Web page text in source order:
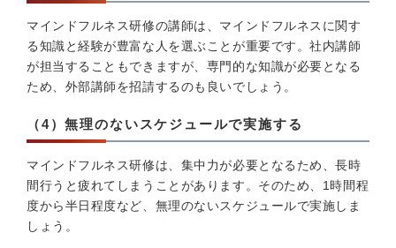
マインドフルネス研修の講師は、マインドフルネスに関す
る知識と経験が豊富な人を選ぶことが重要です。社内講師
が担当することもできますが、専門的な知識が必要となる
ため、外部講師を招請するのも良いでしょう。
（4）無理のないスケジュールで実施する
マインドフルネス研修は、集中力が必要となるため、長時
間行うと疲れてしまうことがあります。そのため、1時間程
度から半日程度など、無理のないスケジュールで実施しま
しょう。